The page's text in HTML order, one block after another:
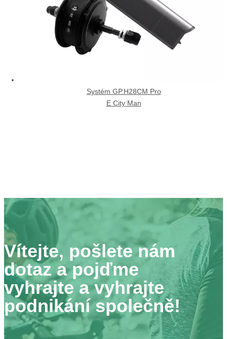
Systém GP.H28CM Pro
E City Man
Vítejte, pošlete nám
dotaz a pojďme
vyhrajte a vyhrajte
podnikání společně!